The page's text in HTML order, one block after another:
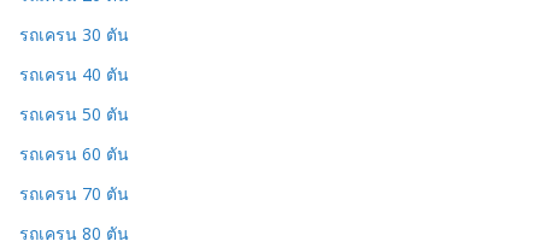
รถเครน 30 ตัน
รถเครน 40 ตัน
รถเครน 50 ตัน
รถเครน 60 ตัน
รถเครน 70 ตัน
รถเครน 80 ตัน